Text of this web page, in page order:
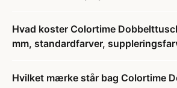
Hvad koster Colortime
mm, standardfarver,
Hvilket mærke står bag Colortime